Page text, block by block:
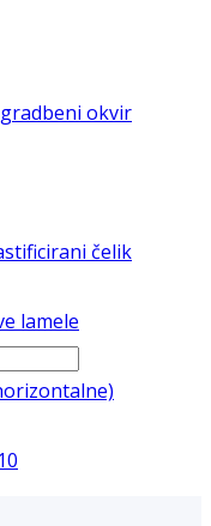
okvir
čelik
lamele